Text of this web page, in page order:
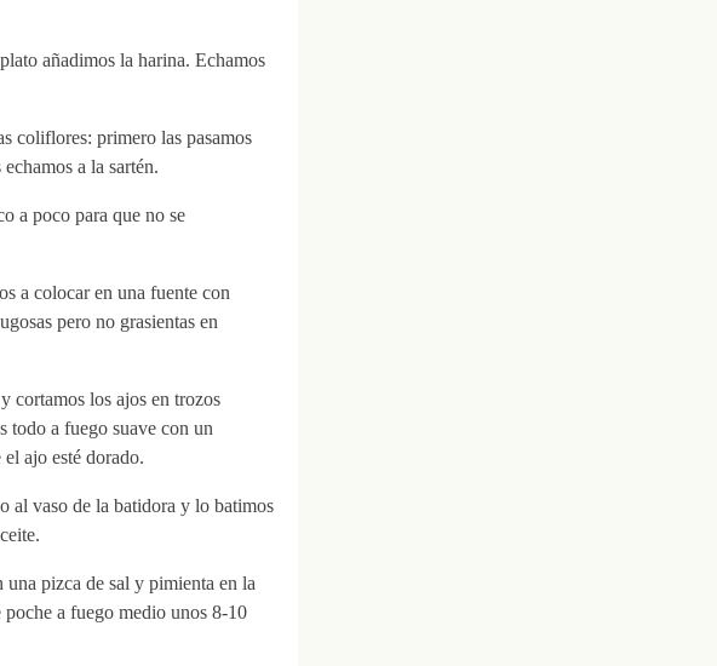
añadimos la harina. Echamos
coliflores: primero las pasamos
a la sartén.
a poco para que no se
a colocar en una fuente con
pero no grasientas en
cortamos los ajos en trozos
todo a fuego suave con un
ajo esté dorado.
al vaso de la batidora y lo batimos
pizca de sal y pimienta en la
a fuego medio unos 8-10